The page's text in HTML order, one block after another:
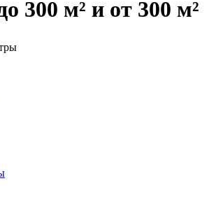
300 м² и от 300 м²